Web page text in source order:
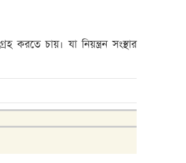
করতে চায়। যা নিয়ন্ত্রন সংস্থার